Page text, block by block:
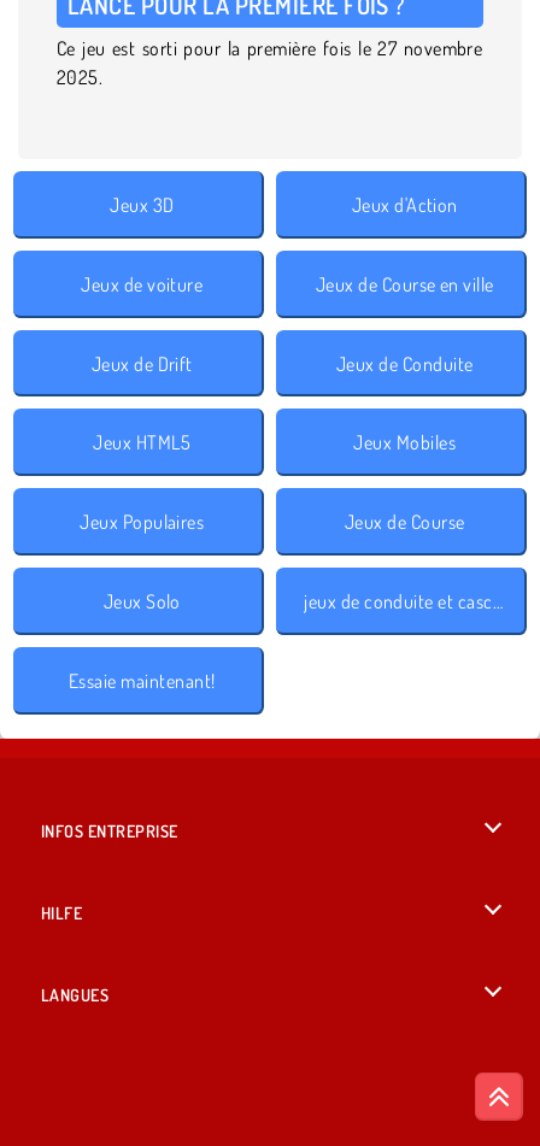
Ce jeu est sorti pour la première fois le 27 novembre
2025.
Jeux 3D Jeux d'Action
Jeux de voiture Jeux de Course en ville
Jeux de Drift Jeux de Conduite
Jeux HTML5 Jeux Mobiles
Jeux Populaires Jeux de Course
Jeux Solo jeux de conduite et cascades
Essaie maintenant!
INFOS ENTREPRISE
HILFE
LANGUES